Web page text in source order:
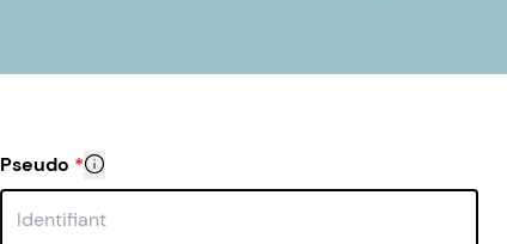
Pseudo * Il est important que ton pseudo ne soit pas le
Nous t’invitons à garder ton compte pour toi, sans le